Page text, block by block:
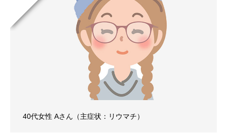
40代女性 Aさん（主症状：リウマチ）